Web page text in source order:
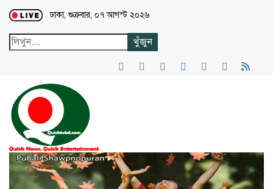
Loading...
ঢাকা, শুক্রবার, ০৭ আগস্ট ২০২৬